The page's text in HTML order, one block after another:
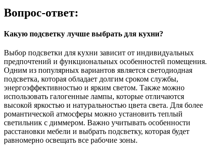
Вопрос-ответ:
Какую подсветку лучше выбрать для кухни?
Выбор подсветки для кухни зависит от индивидуальных
предпочтений и функциональных особенностей помещения.
Одним из популярных вариантов является светодиодная
подсветка, которая обладает долгим сроком службы,
энергоэффективностью и ярким светом. Также можно
использовать галогенные лампы, которые отличаются
высокой яркостью и натуральностью цвета света. Для более
романтической атмосферы можно установить теплый
светильник с диммером. Важно учитывать особенности
расстановки мебели и выбрать подсветку, которая будет
равномерно освещать все рабочие зоны.